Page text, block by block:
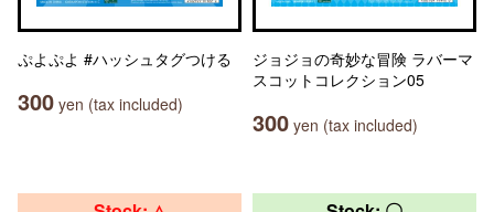
ぷよぷよ #ハッシュタグつける
300 yen (tax included)
ジョジョの奇妙な冒険 ラバーマ
スコットコレクション05
300 yen (tax included)